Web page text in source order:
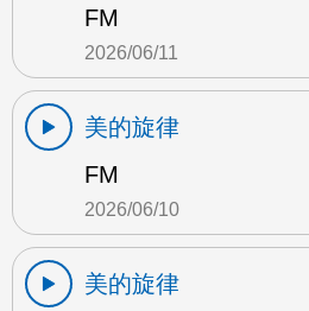
FM
2026/06/11
美的旋律
FM
2026/06/10
美的旋律